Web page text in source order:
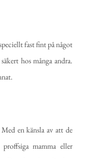
fast fint på något
hos många andra.
en känsla av att de
mamma eller